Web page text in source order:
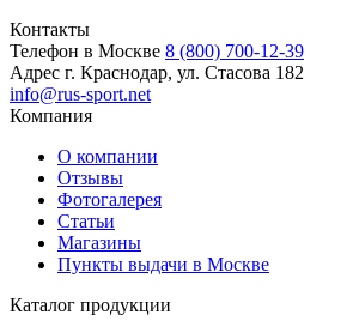
Контакты
Телефон в Москве 8 (800) 700-12-39
Адрес г. Краснодар, ул. Стасова 182
info@rus-sport.net
Компания
О компании
Отзывы
Фотогалерея
Статьи
Магазины
Пункты выдачи в Москве
Каталог продукции